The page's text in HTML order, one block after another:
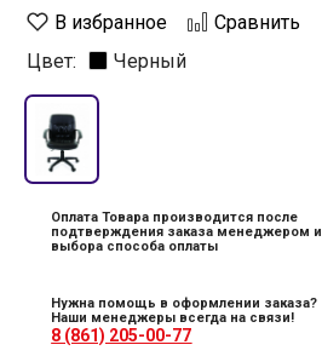
В избранное
Сравнить
Цвет:
Черный
Оплата Товара производится после
подтверждения заказа менеджером и
выбора способа оплаты
Нужна помощь в оформлении заказа?
Наши менеджеры всегда на связи!
8 (861) 205-00-77